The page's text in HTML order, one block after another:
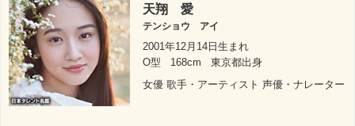
天翔 愛
テンショウ アイ
2001年12月14日生まれ
O型
168cm
東京都出身
女優 歌手・アーティスト 声優・ナレーター